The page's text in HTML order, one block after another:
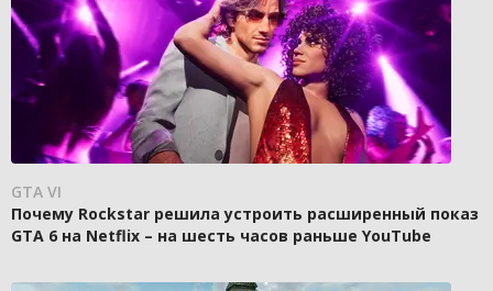
GTA VI
Почему Rockstar решила устроить расширенный показ
GTA 6 на Netflix – на шесть часов раньше YouTube